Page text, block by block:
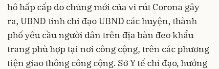
hô hấp cấp do chủng mới của vi rút Corona gây
ra, UBND tỉnh chỉ đạo UBND các huyện, thành
phố yêu cầu người dân trên địa bàn đeo khẩu
trang phù hợp tại nơi công cộng, trên các phương
tiện giao thông công cộng. Sở Y tế chỉ đạo, hướng